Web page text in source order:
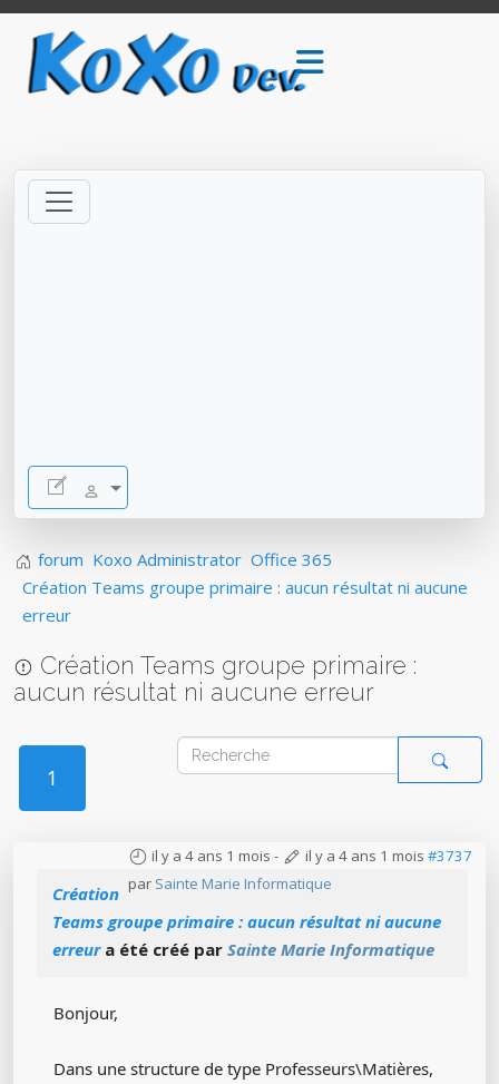
forum Koxo Administrator Office 365
Création Teams groupe primaire : aucun résultat ni aucune
erreur
Création Teams groupe primaire :
aucun résultat ni aucune erreur
1
il y a 4 ans 1 mois - il y a 4 ans 1 mois #3737
par Sainte Marie Informatique
Création
Teams groupe primaire : aucun résultat ni aucune
erreura été créé par Sainte Marie Informatique
Bonjour,
Dans une structure de type Professeurs\Matières,